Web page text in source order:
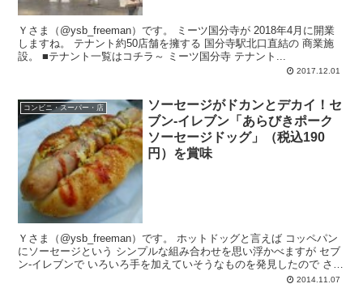
Ｙさま（@ysb_freeman）です。 ミーツ国分寺が 2018年4月に開業
しますね。 テナント約50店舗を擁する 国分寺駅北口直結の 商業施
設。 ■テナント一覧はコチラ～ ミーツ国分寺 テナント...
2017.12.01
コンビニ・スーパー・店
ソーセージがドカンとデカイ！セ
ブン-イレブン「あらびきポーク
ソーセージドッグ」（税込190
円）を賞味
Ｙさま（@ysb_freeman）です。 ホットドッグと言えば コッペパン
にソーセージという シンプルな組み合わせを思い浮かべますが セブ
ン-イレブンで いろいろ手を加えていそうなものを発見したので さっ
2014.11.07